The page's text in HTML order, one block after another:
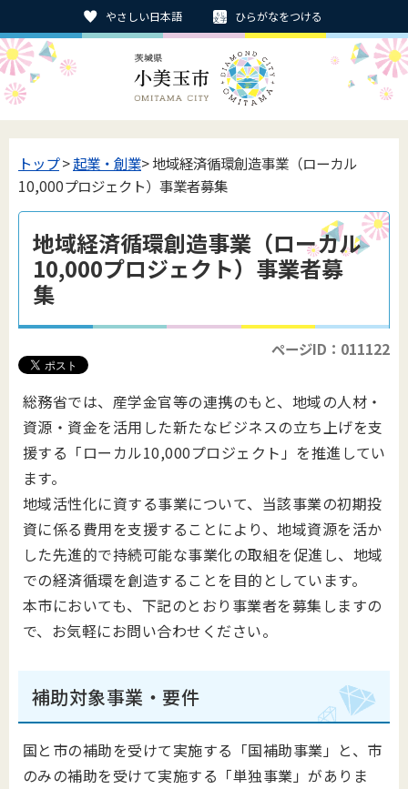
やさしい日本語 ひらがなをつける
トップ>起業・創業> 地域経済循環創造事業（ローカル
10,000プロジェクト）事業者募集
地域経済循環創造事業（ローカル
10,000プロジェクト）事業者募
集
ページID：011122
総務省では、産学金官等の連携のもと、地域の人材・
資源・資金を活用した新たなビジネスの立ち上げを支
援する「ローカル10,000プロジェクト」を推進してい
ます。
地域活性化に資する事業について、当該事業の初期投
資に係る費用を支援することにより、地域資源を活か
した先進的で持続可能な事業化の取組を促進し、地域
での経済循環を創造することを目的としています。
本市においても、下記のとおり事業者を募集しますの
で、お気軽にお問い合わせください。
補助対象事業・要件
国と市の補助を受けて実施する「国補助事業」と、市
のみの補助を受けて実施する「単独事業」がありま